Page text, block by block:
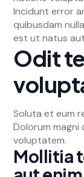
Incidunt error
quibusdam
est ut natus
Odit
Soluta et eum
Dolorum magni
voluptatem.
Mollitia